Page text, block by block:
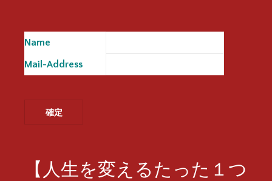
Name
Mail-Address
【人生を変えるたった１つ